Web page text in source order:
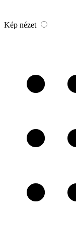
Kép nézet